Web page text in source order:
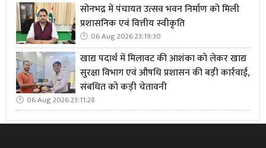
सोनभद्र में पंचायत उत्सव भवन निर्माण को मिली
प्रशासनिक एवं वित्तीय स्वीकृति
06 Aug 2026 23:19:30
खाद्य पदार्थ में मिलावट की आशंका को लेकर खाद्य
सुरक्षा विभाग एवं औषधि प्रशासन की बड़ी कार्रवाई,
संबधित को कड़ी चेतावनी
06 Aug 2026 23:11:28